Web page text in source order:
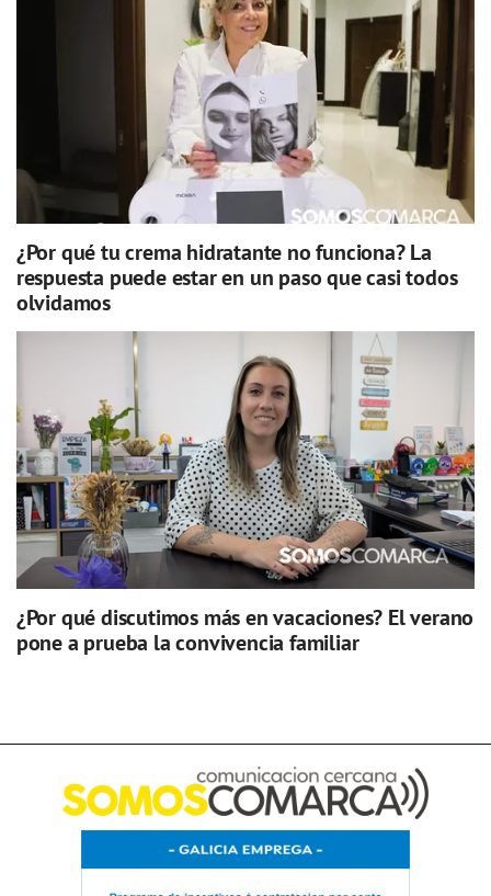
¿Por qué tu crema hidratante no funciona? La
respuesta puede estar en un paso que casi todos
olvidamos
¿Por qué discutimos más en vacaciones? El verano
pone a prueba la convivencia familiar